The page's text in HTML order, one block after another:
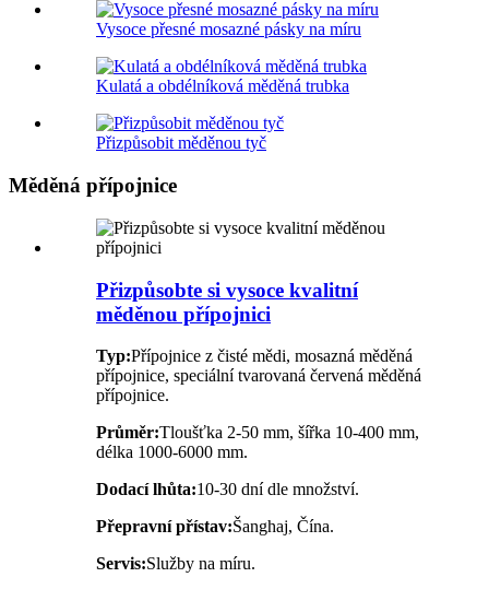
Vysoce přesné mosazné pásky na míru
Kulatá a obdélníková měděná trubka
Přizpůsobit měděnou tyč
Měděná přípojnice
Přizpůsobte si vysoce kvalitní
měděnou přípojnici
Typ:Přípojnice z čisté mědi, mosazná měděná
přípojnice, speciální tvarovaná červená měděná
přípojnice.
Průměr:Tloušťka 2-50 mm, šířka 10-400 mm,
délka 1000-6000 mm.
Dodací lhůta:10-30 dní dle množství.
Přepravní přístav:Šanghaj, Čína.
Servis:Služby na míru.